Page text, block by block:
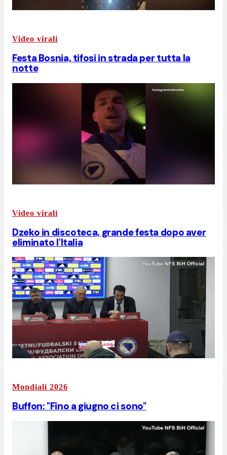
Video virali
Festa Bosnia, tifosi in strada per tutta la
notte
Video virali
Dzeko in discoteca, grande festa dopo aver
eliminato l'Italia
Mondiali 2026
Buffon: "Fino a giugno ci sono"